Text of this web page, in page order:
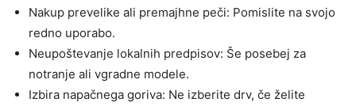
Nakup prevelike ali premajhne peči: Pomislite na svojo
redno uporabo.
Neupoštevanje lokalnih predpisov: Še posebej za
notranje ali vgradne modele.
Izbira napačnega goriva: Ne izberite drv, če želite